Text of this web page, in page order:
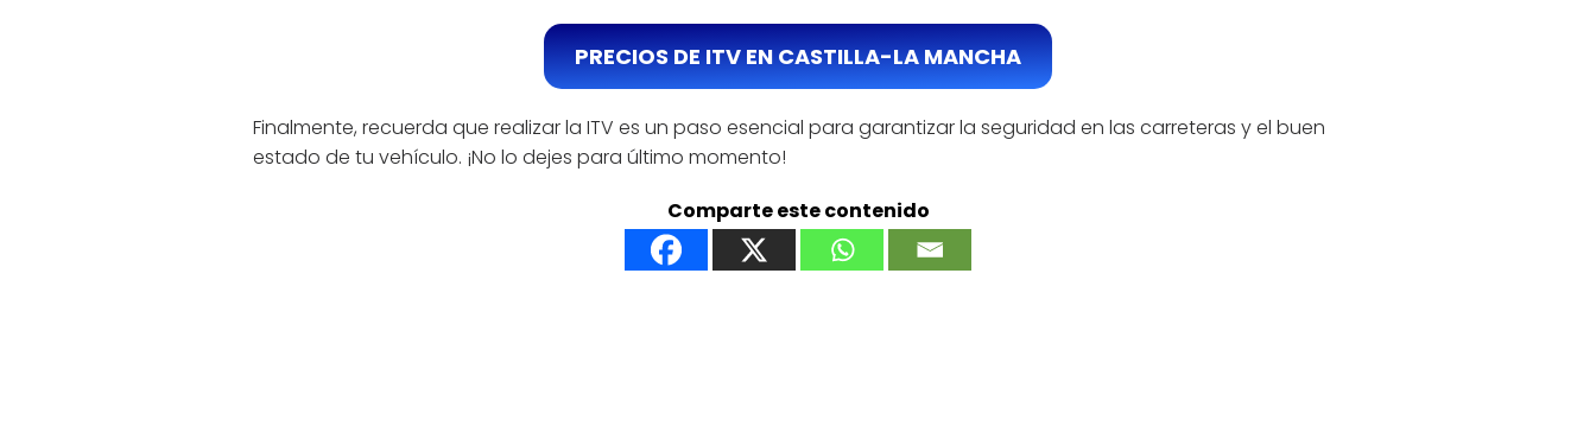
PRECIOS DE ITV EN CASTILLA-LA MANCHA
Finalmente, recuerda que realizar la ITV es un paso esencial para garantizar la seguridad en las carreteras y el buen
estado de tu vehículo. ¡No lo dejes para último momento!
Comparte este contenido